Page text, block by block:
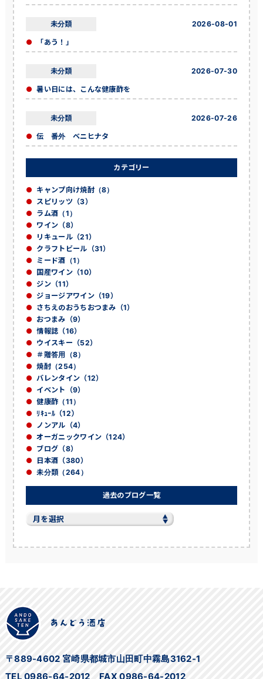
「あう！」
未分類 2026-08-01
暑い日には、こんな健康酢を
未分類 2026-07-30
伝 番外 ベニヒナタ
未分類 2026-07-26
カテゴリー
キャンプ向け焼酎（8）
スピリッツ（3）
ラム酒（1）
ワイン（8）
リキュール（21）
クラフトビール（31）
ミード酒（1）
国産ワイン（10）
ジン（11）
ジョージアワイン（19）
さちえのおうちおつまみ（1）
おつまみ（9）
情報誌（16）
ウイスキー（52）
＃贈答用（8）
焼酎（254）
バレンタイン（12）
イベント（9）
健康酢（11）
ﾘｷｭｰﾙ（12）
ノンアル（4）
オーガニックワイン（124）
ブログ（8）
日本酒（380）
未分類（264）
過去のブログ一覧
過
覧
〒889-4602 宮崎県都城市山田町中霧島3162-1
TEL 0986-64-2012 FAX 0986-64-2012